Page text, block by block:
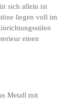
sich allein ist
liegen voll im
einen
Metall mit